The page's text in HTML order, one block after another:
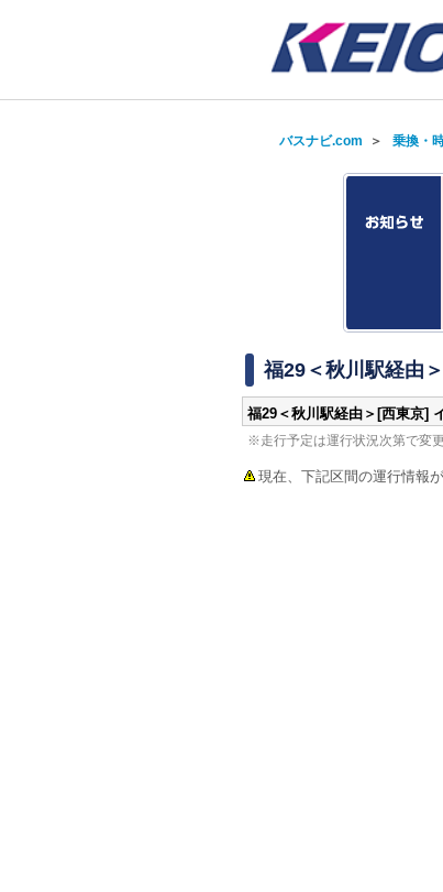
バスナビ.com ＞ 乗換・
福29＜秋川駅経由
福29＜秋川駅経由＞[西東京]
※走行予定は運行状況次第で変
現在、下記区間の運行情報が